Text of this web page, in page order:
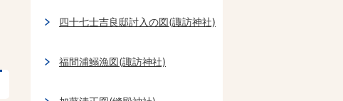
四十七士吉良邸討入の図(諏訪神社)
福間浦鰯漁図(諏訪神社)